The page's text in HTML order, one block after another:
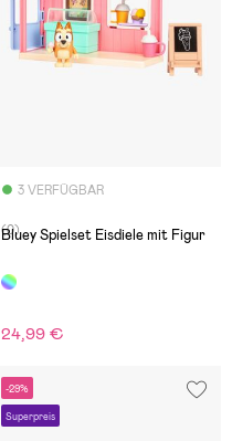
3 VERFÜGBAR
(0)
Bluey Spielset Eisdiele mit Figur
24,99 €
-29%
Superpreis